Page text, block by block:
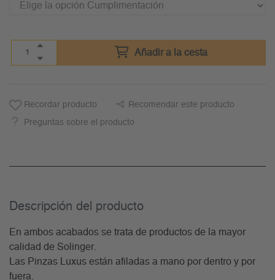
Añadir a la cesta
Recordar producto Recomendar este producto
Preguntas sobre el producto
Descripción del producto
En ambos acabados se trata de productos de la mayor
calidad de Solinger.
Las Pinzas Luxus están afiladas a mano por dentro y por
fuera.